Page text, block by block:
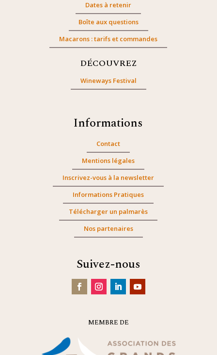
Dates à retenir
Boîte aux questions
Macarons : tarifs et commandes
DÉCOUVREZ
Wineways Festival
Informations
Contact
Mentions légales
Inscrivez-vous à la newsletter
Informations Pratiques
Télécharger un palmarès
Nos partenaires
Suivez-nous
MEMBRE DE